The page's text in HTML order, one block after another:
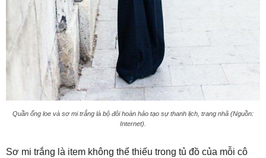
Quần ống loe và sơ mi trắng là bộ đôi hoàn hảo tạo sự thanh lịch, trang nhã (Nguồn:
Internet).
Sơ mi trắng là item không thể thiếu trong tủ đồ của mỗi cô